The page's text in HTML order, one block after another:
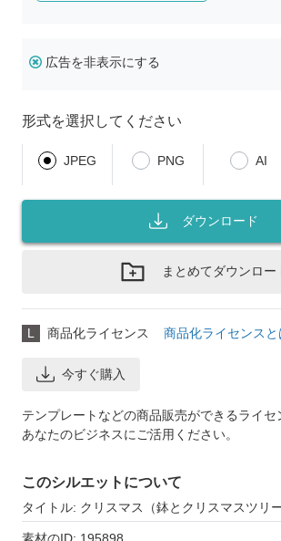
広告を非表示にする
形式を選択してください
JPEG PNG AI
ダウンロード
まとめてダウンロー
L 商品化ライセンス 商品化ライセンスと
今すぐ購入
テンプレートなどの商品販売ができるライセ
あなたのビジネスにご活用ください。
このシルエットについて
タイトル: クリスマス（鉢とクリスマスツリー